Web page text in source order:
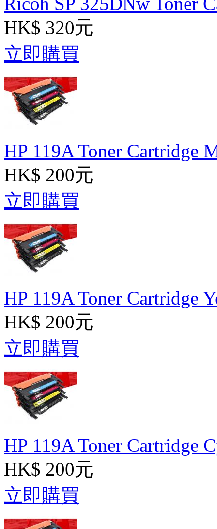
HK$ 320元
立即購買
HP 119A Toner Cartridge
HK$ 200元
立即購買
HP 119A Toner Cartridge
HK$ 200元
立即購買
HP 119A Toner Cartridge
HK$ 200元
立即購買